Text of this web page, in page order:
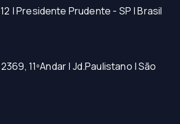
| Presidente Prudente - SP | Brasil
11ºAndar | Jd.Paulistano | São